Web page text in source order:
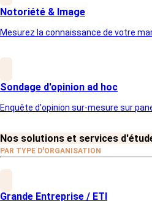
Notoriété & Image
Mesurez la connaissance de votre
Sondage d'opinion ad hoc
Enquête d'opinion sur-mesure sur
Nos solutions et services
PAR TYPE D'ORGANISATION
Grande Entreprise / ETI
nécessitant, nous
formées, en France,
entretiens qualitatifs
Une gestion experte